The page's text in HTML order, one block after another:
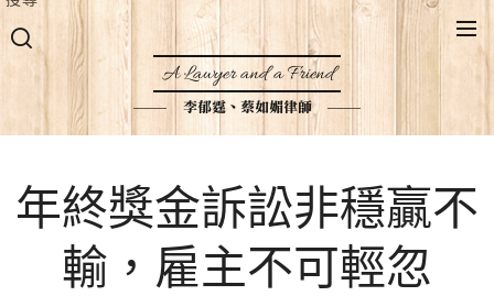
A Lawyer and a Friend
李郁霆、蔡如媚律師
年終獎金訴訟非穩贏不
輸，雇主不可輕忽